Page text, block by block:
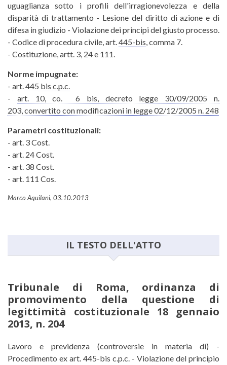
uguaglianza sotto i profili dell'irragionevolezza e della
disparità di trattamento - Lesione del diritto di azione e di
difesa in giudizio - Violazione dei principi del giusto processo.
- Codice di procedura civile, art.445-bis, comma 7.
- Costituzione, artt. 3, 24 e 111.
Norme impugnate:
- art. 445 bis c.p.c.
- art. 10, co. 6 bis, decreto legge 30/09/2005 n.
203, convertito con modificazioni in legge 02/12/2005 n. 248
Parametri costituzionali:
- art. 3 Cost.
- art. 24 Cost.
- art. 38 Cost.
- art. 111 Cos.
Marco Aquilani, 03.10.2013
IL TESTO DELL'ATTO
Tribunale di Roma, ordinanza di
promovimento della questione di
legittimità costituzionale 18 gennaio
2013, n. 204
Tribunale di Roma, ordinanza
Lavoro e previdenza (controversie in materia di) -
Procedimento ex art. 445-bis c.p.c. - Violazione del principio